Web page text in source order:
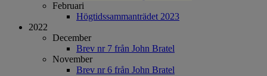
Februari
Högtidssammanträdet 2023
2022
December
Brev nr 7 från John Bratel
November
Brev nr 6 från John Bratel